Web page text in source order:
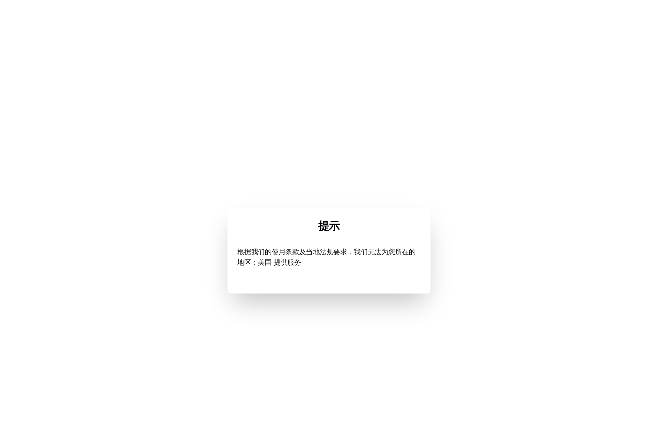
提示
根据我们的使用条款及当地法规要求，我们无法为您所在的
地区：美国 提供服务